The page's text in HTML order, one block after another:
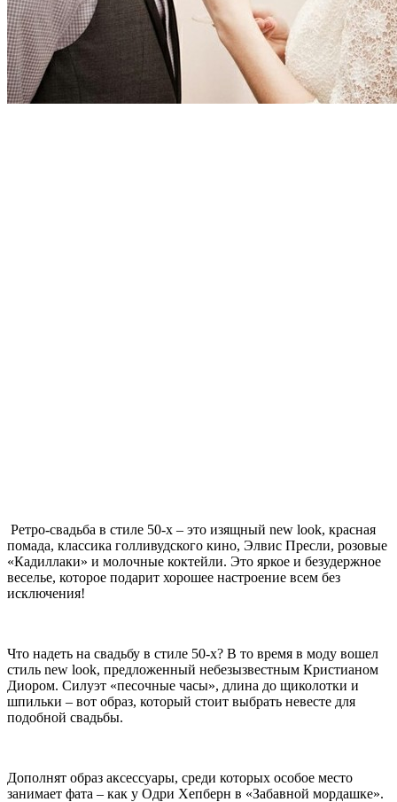
Ретро-свадьба в стиле 50-х – это изящный new look, красная
помада, классика голливудского кино, Элвис Пресли, розовые
«Кадиллаки» и молочные коктейли. Это яркое и безудержное
веселье, которое подарит хорошее настроение всем без
исключения!
Что надеть на свадьбу в стиле 50-х? В то время в моду вошел
стиль new look, предложенный небезызвестным Кристианом
Диором. Силуэт «песочные часы», длина до щиколотки и
шпильки – вот образ, который стоит выбрать невесте для
подобной свадьбы.
Дополнят образ аксессуары, среди которых особое место
занимает фата – как у Одри Хепберн в «Забавной мордашке».